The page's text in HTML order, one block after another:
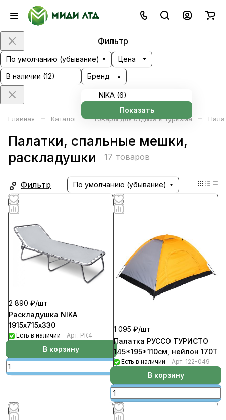
Фильтр
По умолчанию (убывание)
Цена
В наличии (12) Бренд
NIKA (6)
Показать
Главная – Каталог – Товары для отдыха и туризма –
Палатки, спальные мешки,
раскладушки
17 товаров
Фильтр По умолчанию (убывание)
2 890 ₽/шт
Раскладушка NIKA
1915х715х330
Есть в наличии Арт. РК4
В корзину
1 095 ₽/шт
Палатка РУССО ТУРИСТО
145*195*110см, нейлон 170Т
Есть в наличии Арт. 122-049
В корзину